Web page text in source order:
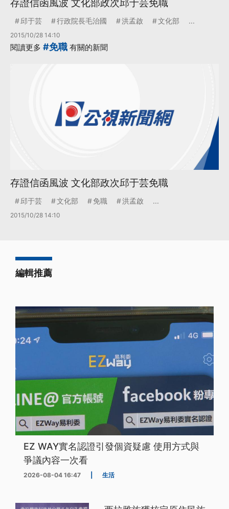
存證信函風波 文化部政次邱于芸免職
邱于芸 行政院長毛治國 洪孟啟 文化部 ...
2015/10/28 14:10
閱讀更多 #免職 有關的新聞
存證信函風波 文化部政次邱于芸免職
邱于芸 文化部 免職 洪孟啟 ...
2015/10/28 14:10
編輯推薦
EZ WAY實名認證引發個資疑慮 使用方式與
爭議內容一次看
2026-08-04 16:47 生活